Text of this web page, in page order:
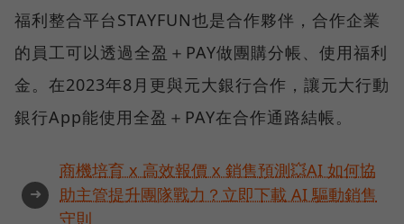
福利整合平台STAYFUN也是合作夥伴，合作企業
的員工可以透過全盈＋PAY做團購分帳、使用福利
金。在2023年8月更與元大銀行合作，讓元大行動
銀行App能使用全盈＋PAY在合作通路結帳。
➜
商機培育 x 高效報價 x 銷售預測💥AI 如何協
助主管提升團隊戰力？立即下載 AI 驅動銷售
守則